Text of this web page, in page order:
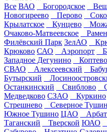
Все ВАО Богородское
Новогиреево
Перово
Крылатское
Кунцево
Очаково-Матвеевское
Филёвский Парк ЗелАО
Крюково САО Аэропорт
Западное Дегунино
Коптево
СВАО
Алексеевский
Бутырский
Останкинский
Свиблово
Медведково СЗАО Куркино
Стрешнево
Северное
Южное Тушино ЦАО Арбат
Таганский
Тверской ЮАО